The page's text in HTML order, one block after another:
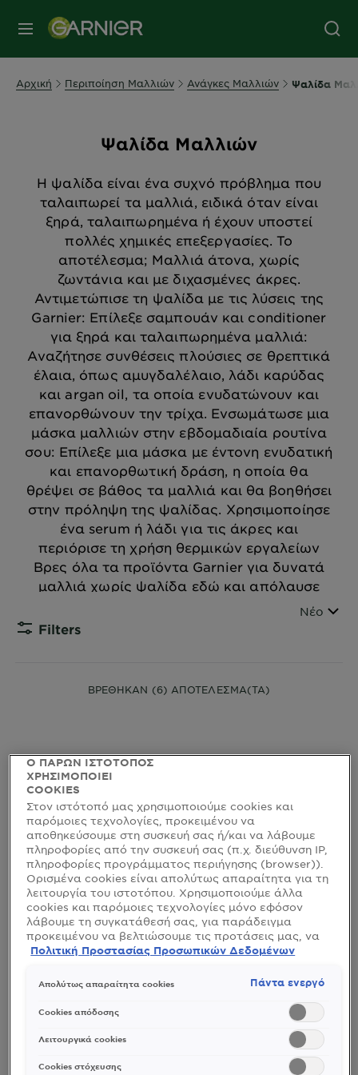
MENU
Αρχική Περιποίηση Μαλλιών Ανάγκες Μαλλιών Ψαλίδα
Ψαλίδα Μαλλιών
Η ψαλίδα είναι ένα συχνό πρόβλημα που
ταλαιπωρεί τα μαλλιά, ειδικά όταν είναι
ξηρά, ταλαιπωρημένα ή έχουν υποστεί
πολλές χημικές επεξεργασίες. Το
αποτέλεσμα; Μαλλιά άτονα, χωρίς
ζωντάνια και με διχασμένες άκρες.
Αντιμετώπισε τη ψαλίδα με τις λύσεις της
Garnier: Επίλεξε σαμπουάν και conditioner
για ξηρά και ταλαιπωρημένα μαλλιά:
Αναζήτησε συνθέσεις πλούσιες σε θρεπτικά
έλαια, όπως αμυγδαλέλαιο, λάδι καρύδας
και argan oil, τα οποία ενυδατώνουν και
επανορθώνουν την τρίχα. Ενσωμάτωσε μια
μάσκα μαλλιών στην εβδομαδιαία ρουτίνα
σου: Επίλεξε μια μάσκα με έντονη ενυδατική
και επανορθωτική δράση, η οποία θα
θρέψει σε βάθος τα μαλλιά και θα βοηθήσει
στην πρόληψη της ψαλίδας. Χρησιμοποίησε
ένα serum ή λάδι για τις άκρες και
περιόρισε τη χρήση θερμικών εργαλείων
Βρες όλα τα προϊόντα Garnier για δυνατά
μαλλιά χωρίς ψαλίδα εδώ και απόλαυσε
Filters
Νέο
ΒΡΕΘΗΚΑΝ (6) ΑΠΟΤΕΛΕΣΜΑ(TA)
FRUCTIS HAIR FOOD PINEAPPLE
Μάσκα για Δυνατά Μαλλιά 3 σε 1 με
No reviews δείτε όλες τις αξιολογήσεις
Ο ΠΑΡΩΝ ΙΣΤΟΤΟΠΟΣ
ΧΡΗΣΙΜΟΠΟΙΕΙ
COOKIES
Στον ιστότοπό μας χρησιμοποιούμε cookies και
παρόμοιες τεχνολογίες, προκειμένου να
αποθηκεύσουμε στη συσκευή σας ή/και να λάβουμε
πληροφορίες από την συσκευή σας (π.χ. διεύθυνση IP,
πληροφορίες προγράμματος περιήγησης (browser)).
Ορισμένα cookies είναι απολύτως απαραίτητα για τη
λειτουργία του ιστοτόπου. Χρησιμοποιούμε άλλα
cookies και παρόμοιες τεχνολογίες μόνο εφόσον
λάβουμε τη συγκατάθεσή σας, για παράδειγμα
προκειμένου να βελτιώσουμε τις προτάσεις μας, να
αναλύσουμε τη χρήση, να προσαρμόσουμε το
αναγνωρίσουμε τον browser/ τη συσκευή σας για τη
δημιουργία προφίλ με τα ενδιαφέροντά σας και να
σας δείχνουμε σχετικό διαφημιστικό περιεχόμενο σε
αποδεχθείτε cookies τα οποία δεν είναι απαραίτητα
(«Αποδοχή όλων»), να τα απορρίψετε («Απόρριψη
όλων») ή να ρυθμίσετε και να αποθηκεύσετε τις
Πολιτική Προστασίας Προσωπικών Δεδομένων
Απολύτως απαραίτητα cookies Πάντα ενεργό
Cookies απόδοσης
Λειτουργικά cookies
Cookies στόχευσης